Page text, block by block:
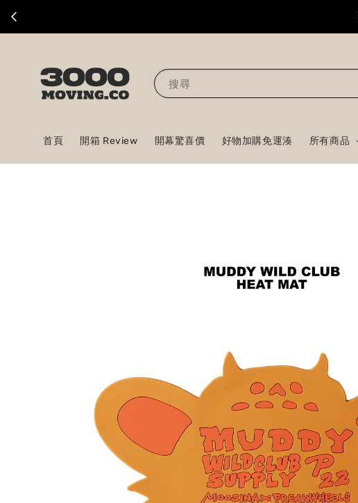
搜尋
首頁 開箱 Review 開幕驚喜價 好物加購免運湊 所有商品